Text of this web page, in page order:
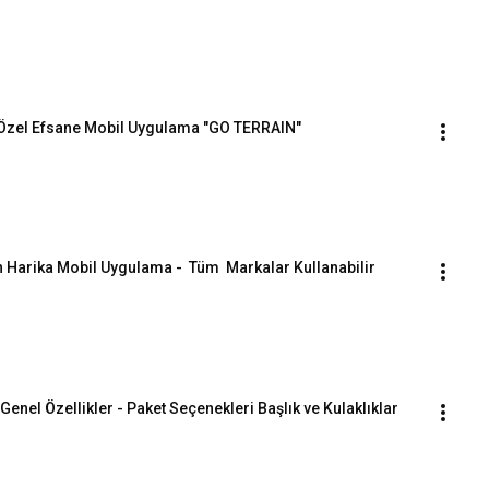
Efsane Mobil Uygulama "GO TERRAIN"
Harika Mobil Uygulama -  Tüm  Markalar Kullanabilir
Özellikler - Paket Seçenekleri Başlık ve Kulaklıklar